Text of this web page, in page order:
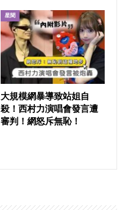
星聞
大規模網暴導致站姐自
殺！西村力演唱會發言遭
審判！網怒斥無恥！